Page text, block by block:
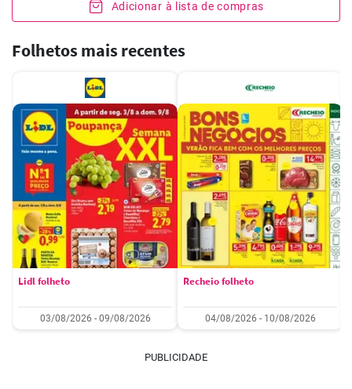
Adicionar à lista de compras
Folhetos mais recentes
Lidl folheto
03/08/2026 - 09/08/2026
Recheio folheto
04/08/2026 - 10/08/2026
PUBLICIDADE